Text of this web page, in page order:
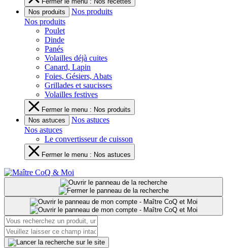
Nos produits
Nos produits
Nos produits
Poulet
Dinde
Panés
Volailles déjà cuites
Canard, Lapin
Foies, Gésiers, Abats
Grillades et saucisses
Volailles festives
Fermer le menu : Nos produits
Nos astuces
Nos astuces
Nos astuces
Le convertisseur de cuisson
Fermer le menu : Nos astuces